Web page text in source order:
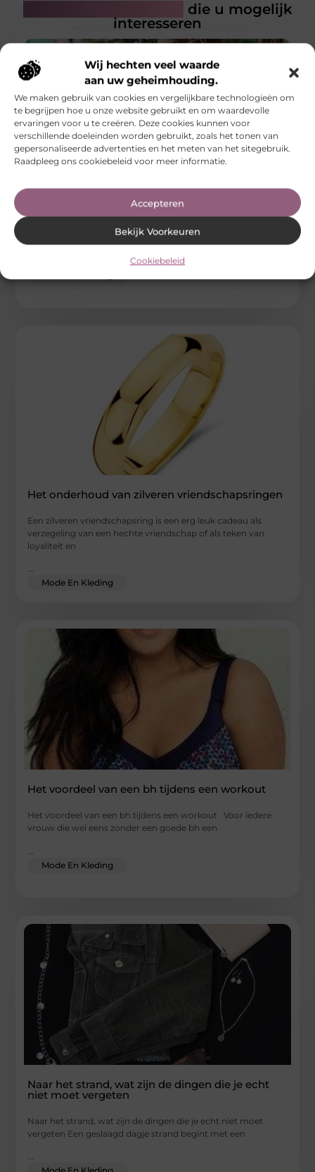
Wij hechten veel waarde
aan uw geheimhouding.
We maken gebruik van cookies en vergelijkbare technologieën om
te begrijpen hoe u onze website gebruikt en om waardevolle
ervaringen voor u te creëren. Deze cookies kunnen voor
verschillende doeleinden worden gebruikt, zoals het tonen van
gepersonaliseerde advertenties en het meten van het sitegebruik.
Raadpleeg ons cookiebeleid voor meer informatie.
Accepteren
Bekijk Voorkeuren
Cookiebeleid
die u mogelijk
interesseren
Welke korte laarzen passen bij jou?
Korte laarzen zijn niet alleen handig en comfortabel, maar
kunnen ook een modieuze aanvulling zijn op elke outfit. Of je
Het onderhoud van zilveren vriendschapsringen
Een zilveren vriendschapsring is een erg leuk cadeau als
verzegeling van een hechte vriendschap of als teken van
loyaliteit en
...
Mode En Kleding
Het voordeel van een bh tijdens een workout
Het voordeel van een bh tijdens een workout Voor iedere
vrouw die wel eens zonder een goede bh een
Mode En Kleding
Naar het strand, wat zijn de dingen die je echt
niet moet vergeten
Naar het strand, wat zijn de dingen die je echt niet moet
vergeten Een geslaagd dagje strand begint met een